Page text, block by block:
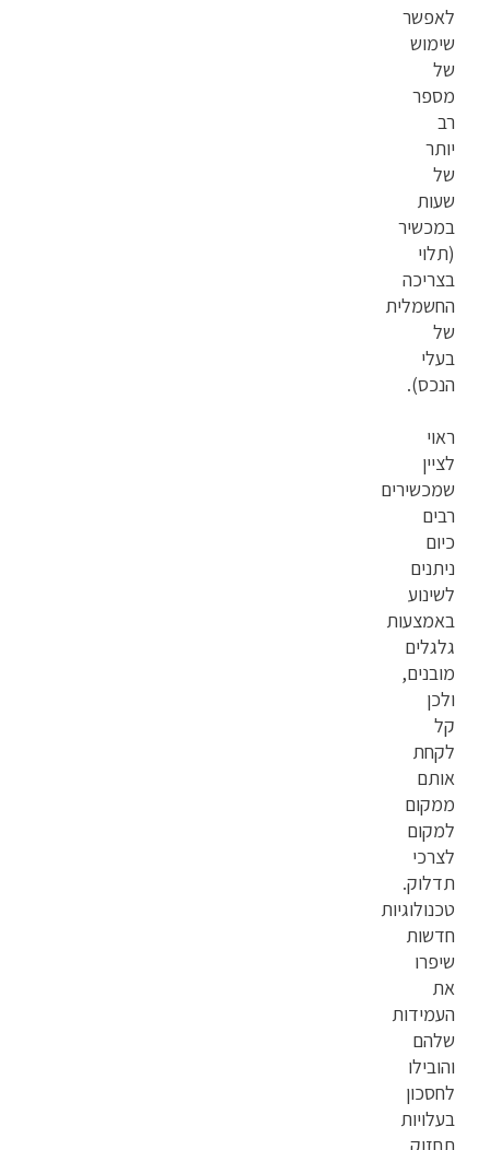
לאפשר
שימוש
של
מספר
רב
יותר
של
שעות
במכשיר
(תלוי
בצריכה
החשמלית
של
בעלי
הנכס).
ראוי
לציין
שמכשירים
רבים
כיום
ניתנים
לשינוע
באמצעות
גלגלים
מובנים,
ולכן
קל
לקחת
אותם
ממקום
למקום
לצרכי
תדלוק.
טכנולוגיות
חדשות
שיפרו
את
העמידות
שלהם
והובילו
לחסכון
בעלויות